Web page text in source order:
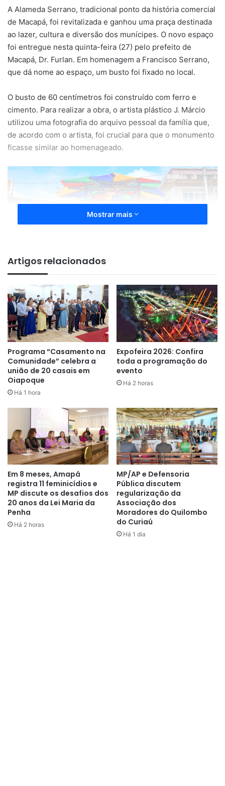
A Alameda Serrano, tradicional ponto da história comercial
de Macapá, foi revitalizada e ganhou uma praça destinada
ao lazer, cultura e diversão dos munícipes. O novo espaço
foi entregue nesta quinta-feira (27) pelo prefeito de
Macapá, Dr. Furlan. Em homenagem a Francisco Serrano,
que dá nome ao espaço, um busto foi fixado no local.
O busto de 60 centímetros foi construído com ferro e
cimento. Para realizar a obra, o artista plástico J. Márcio
utilizou uma fotografia do arquivo pessoal da família que,
de acordo com o artista, foi crucial para que o monumento
ficasse similar ao homenageado.
A Alamenda Isaac Alcolumbre, que corta a Serrano,
também recebeu reformas. Ambas contaram com a troca
total dos ladrilhos que compunham o passeio.
O projeto paisagístico do espaço de convivência foi
elaborado para beneficiar pedestres e transformar o local
numa praça de circulação segura. A área total possui 1.250
metros quadrados e a revitalização contempla paisagismo
parklets, que são “mini praças” onde costumavam ficar as
vagas de estacionamento nas vias. No local foi construído
um coreto, para acomodar apresentações artísticas.
Mostrar mais
Artigos relacionados
Programa “Casamento na
Comunidade” celebra a
união de 20 casais em
Oiapoque
Há 1 hora
Expofeira 2026: Confira
toda a programação do
evento
Há 2 horas
Em 8 meses, Amapá
registra 11 feminicídios e
MP discute os desafios dos
20 anos da Lei Maria da
Penha
Há 2 horas
MP/AP e Defensoria
Pública discutem
regularização da
Associação dos
Moradores do Quilombo
do Curiaú
Há 1 dia